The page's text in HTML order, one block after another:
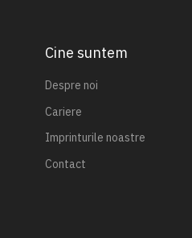
Cine suntem
Despre noi
Cariere
Imprinturile noastre
Contact